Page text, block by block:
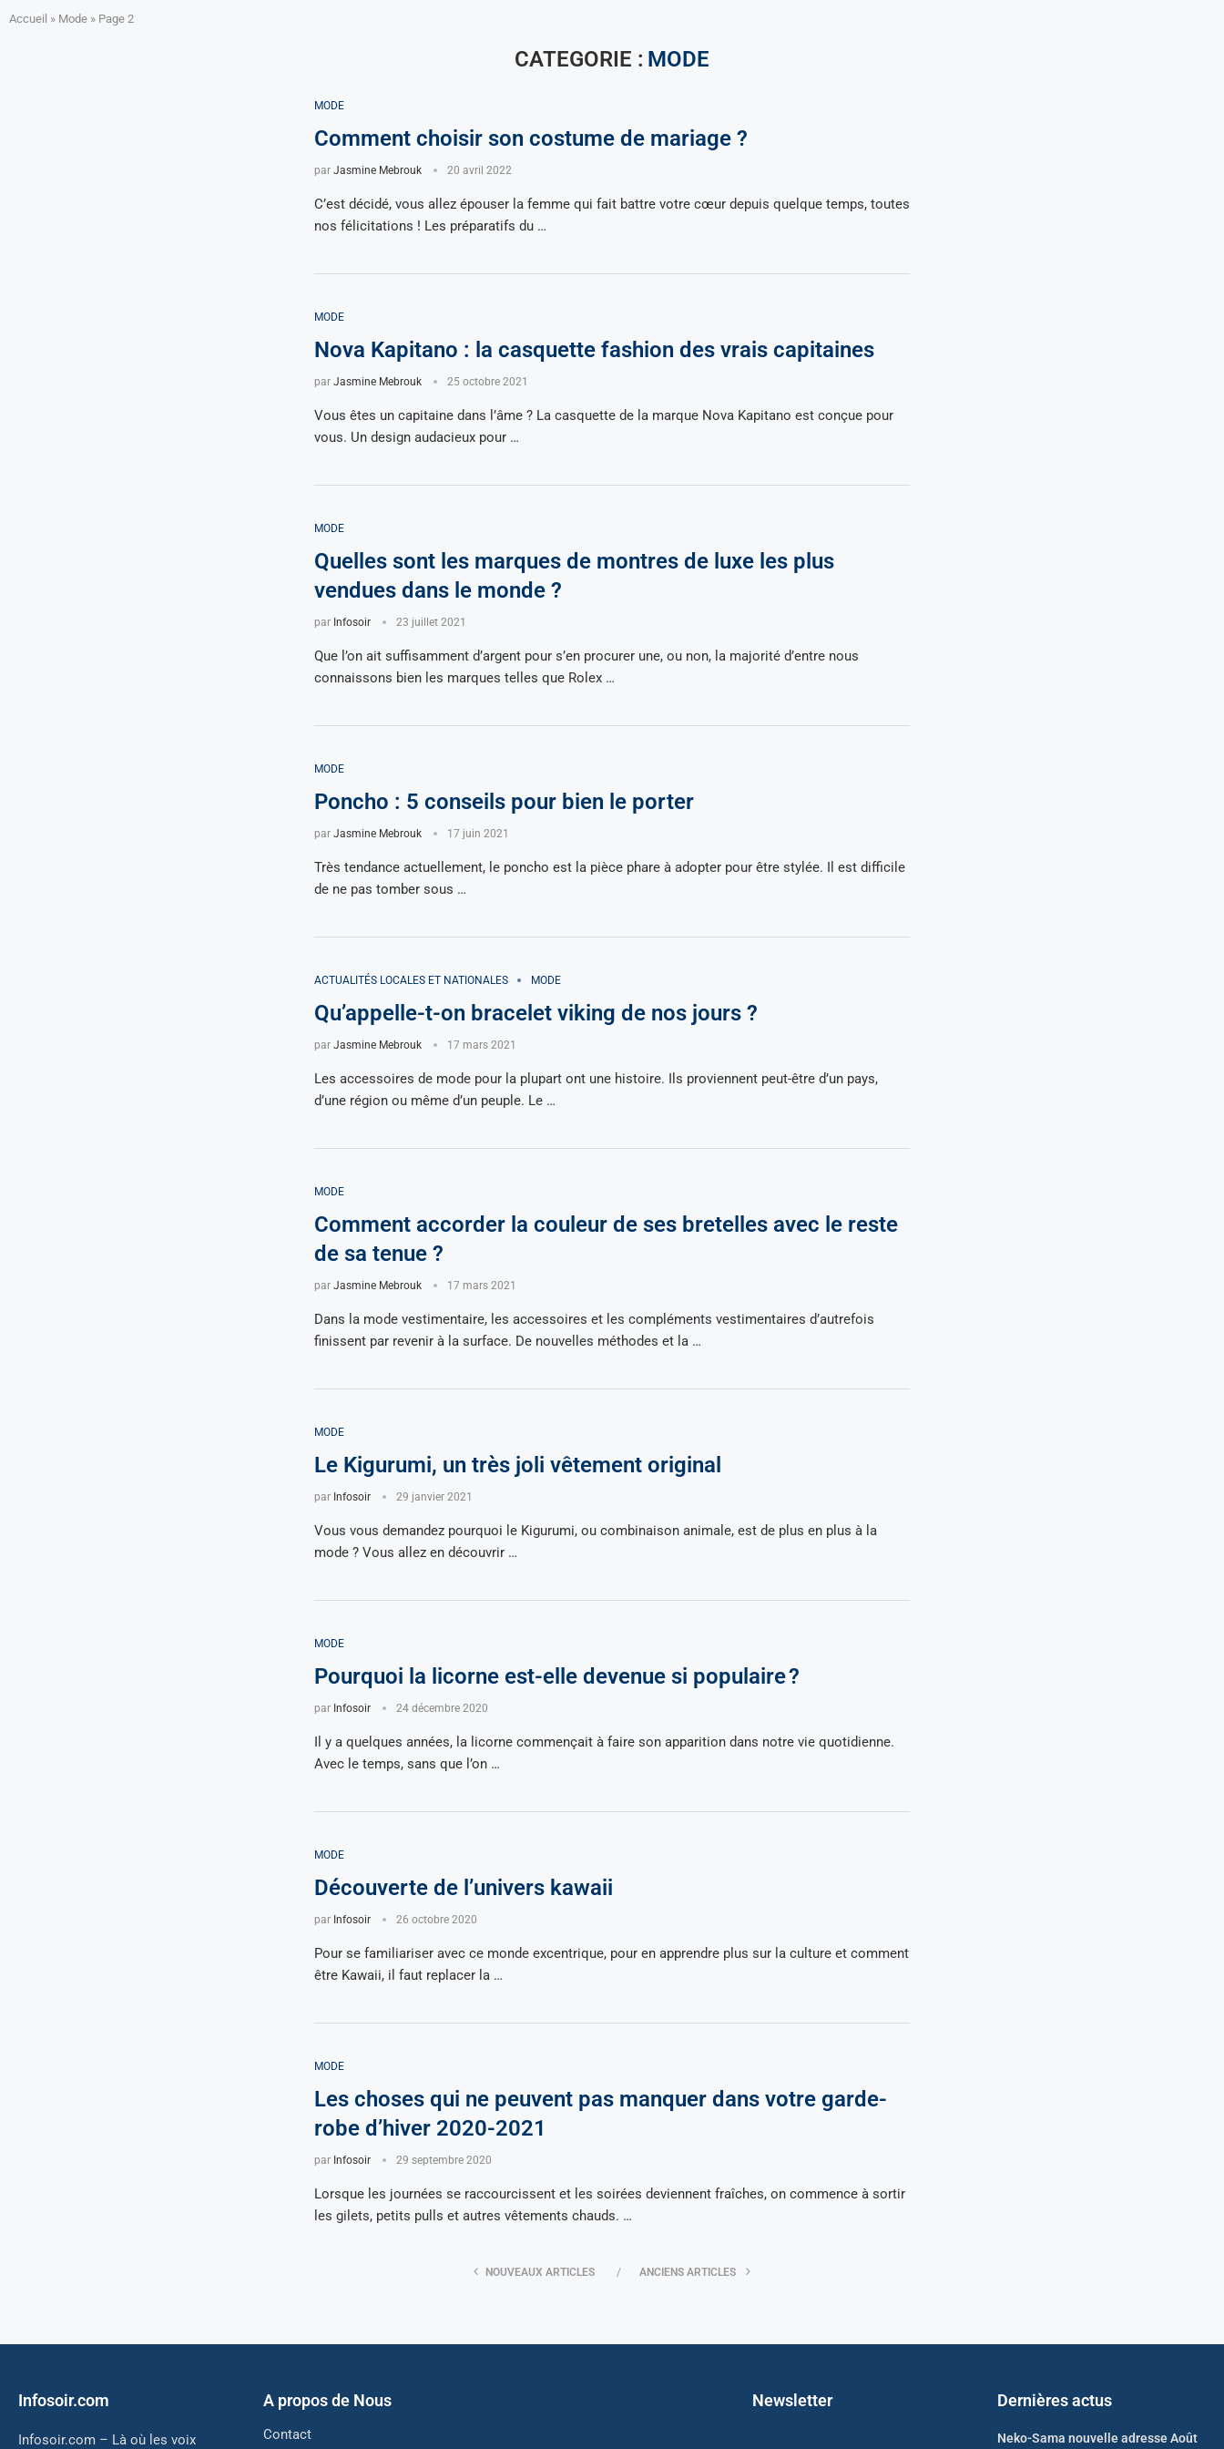
Accueil » Mode » Page 2
CATEGORIE : MODE
MODE
Comment choisir son costume de mariage ?
par Jasmine Mebrouk 20 avril 2022
C’est décidé, vous allez épouser la femme qui fait battre votre cœur depuis quelque temps, toutes
nos félicitations ! Les préparatifs du …
MODE
Nova Kapitano : la casquette fashion des vrais capitaines
par Jasmine Mebrouk 25 octobre 2021
Vous êtes un capitaine dans l’âme ? La casquette de la marque Nova Kapitano est conçue pour
vous. Un design audacieux pour …
MODE
Quelles sont les marques de montres de luxe les plus
vendues dans le monde ?
par Infosoir 23 juillet 2021
Que l’on ait suffisamment d’argent pour s’en procurer une, ou non, la majorité d’entre nous
connaissons bien les marques telles que Rolex …
MODE
Poncho : 5 conseils pour bien le porter
par Jasmine Mebrouk 17 juin 2021
Très tendance actuellement, le poncho est la pièce phare à adopter pour être stylée. Il est difficile
de ne pas tomber sous …
ACTUALITÉS LOCALES ET NATIONALES MODE
Qu’appelle-t-on bracelet viking de nos jours ?
par Jasmine Mebrouk 17 mars 2021
Les accessoires de mode pour la plupart ont une histoire. Ils proviennent peut-être d’un pays,
d’une région ou même d’un peuple. Le …
MODE
Comment accorder la couleur de ses bretelles avec le reste
de sa tenue ?
par Jasmine Mebrouk 17 mars 2021
Dans la mode vestimentaire, les accessoires et les compléments vestimentaires d’autrefois
finissent par revenir à la surface. De nouvelles méthodes et la …
MODE
Le Kigurumi, un très joli vêtement original
par Infosoir 29 janvier 2021
Vous vous demandez pourquoi le Kigurumi, ou combinaison animale, est de plus en plus à la
mode ? Vous allez en découvrir …
MODE
Pourquoi la licorne est-elle devenue si populaire ?
par Infosoir 24 décembre 2020
Il y a quelques années, la licorne commençait à faire son apparition dans notre vie quotidienne.
Avec le temps, sans que l’on …
MODE
Découverte de l’univers kawaii
par Infosoir 26 octobre 2020
Pour se familiariser avec ce monde excentrique, pour en apprendre plus sur la culture et comment
être Kawaii, il faut replacer la …
MODE
Les choses qui ne peuvent pas manquer dans votre garde-
robe d’hiver 2020-2021
par Infosoir 29 septembre 2020
Lorsque les journées se raccourcissent et les soirées deviennent fraîches, on commence à sortir
les gilets, petits pulls et autres vêtements chauds. …
NOUVEAUX ARTICLES ANCIENS ARTICLES
Infosoir.com
Infosoir.com – Là où les voix
A propos de Nous
Contact
Newsletter Dernières actus
Neko-Sama nouvelle adresse Août